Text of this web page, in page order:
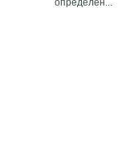
определен...